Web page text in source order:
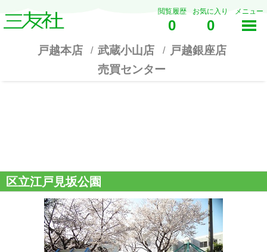
閲覧履歴
0
お気に入り
0
メニュー
戸越本店 武蔵小山店
戸越銀座店
売買センター
区立江戸見坂公園